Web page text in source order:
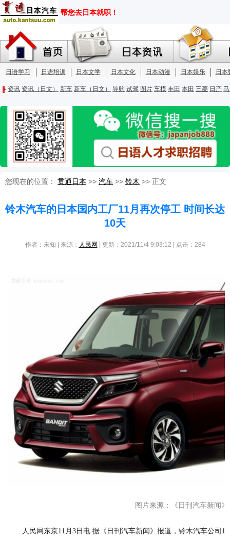
您现在的位置： 贯通日本 >> 汽车 >> 铃木 >> 正文
铃木汽车的日本国内工厂11月再次停工 时间长达
10天
作者：未知 | 来源： 人民网 | 更新：2021/11/4 9:03:12 | 点击： 284
图片来源：《日刊汽车新闻》
人民网东京11月3日电 据《日刊汽车新闻》报道，铃木汽车公司